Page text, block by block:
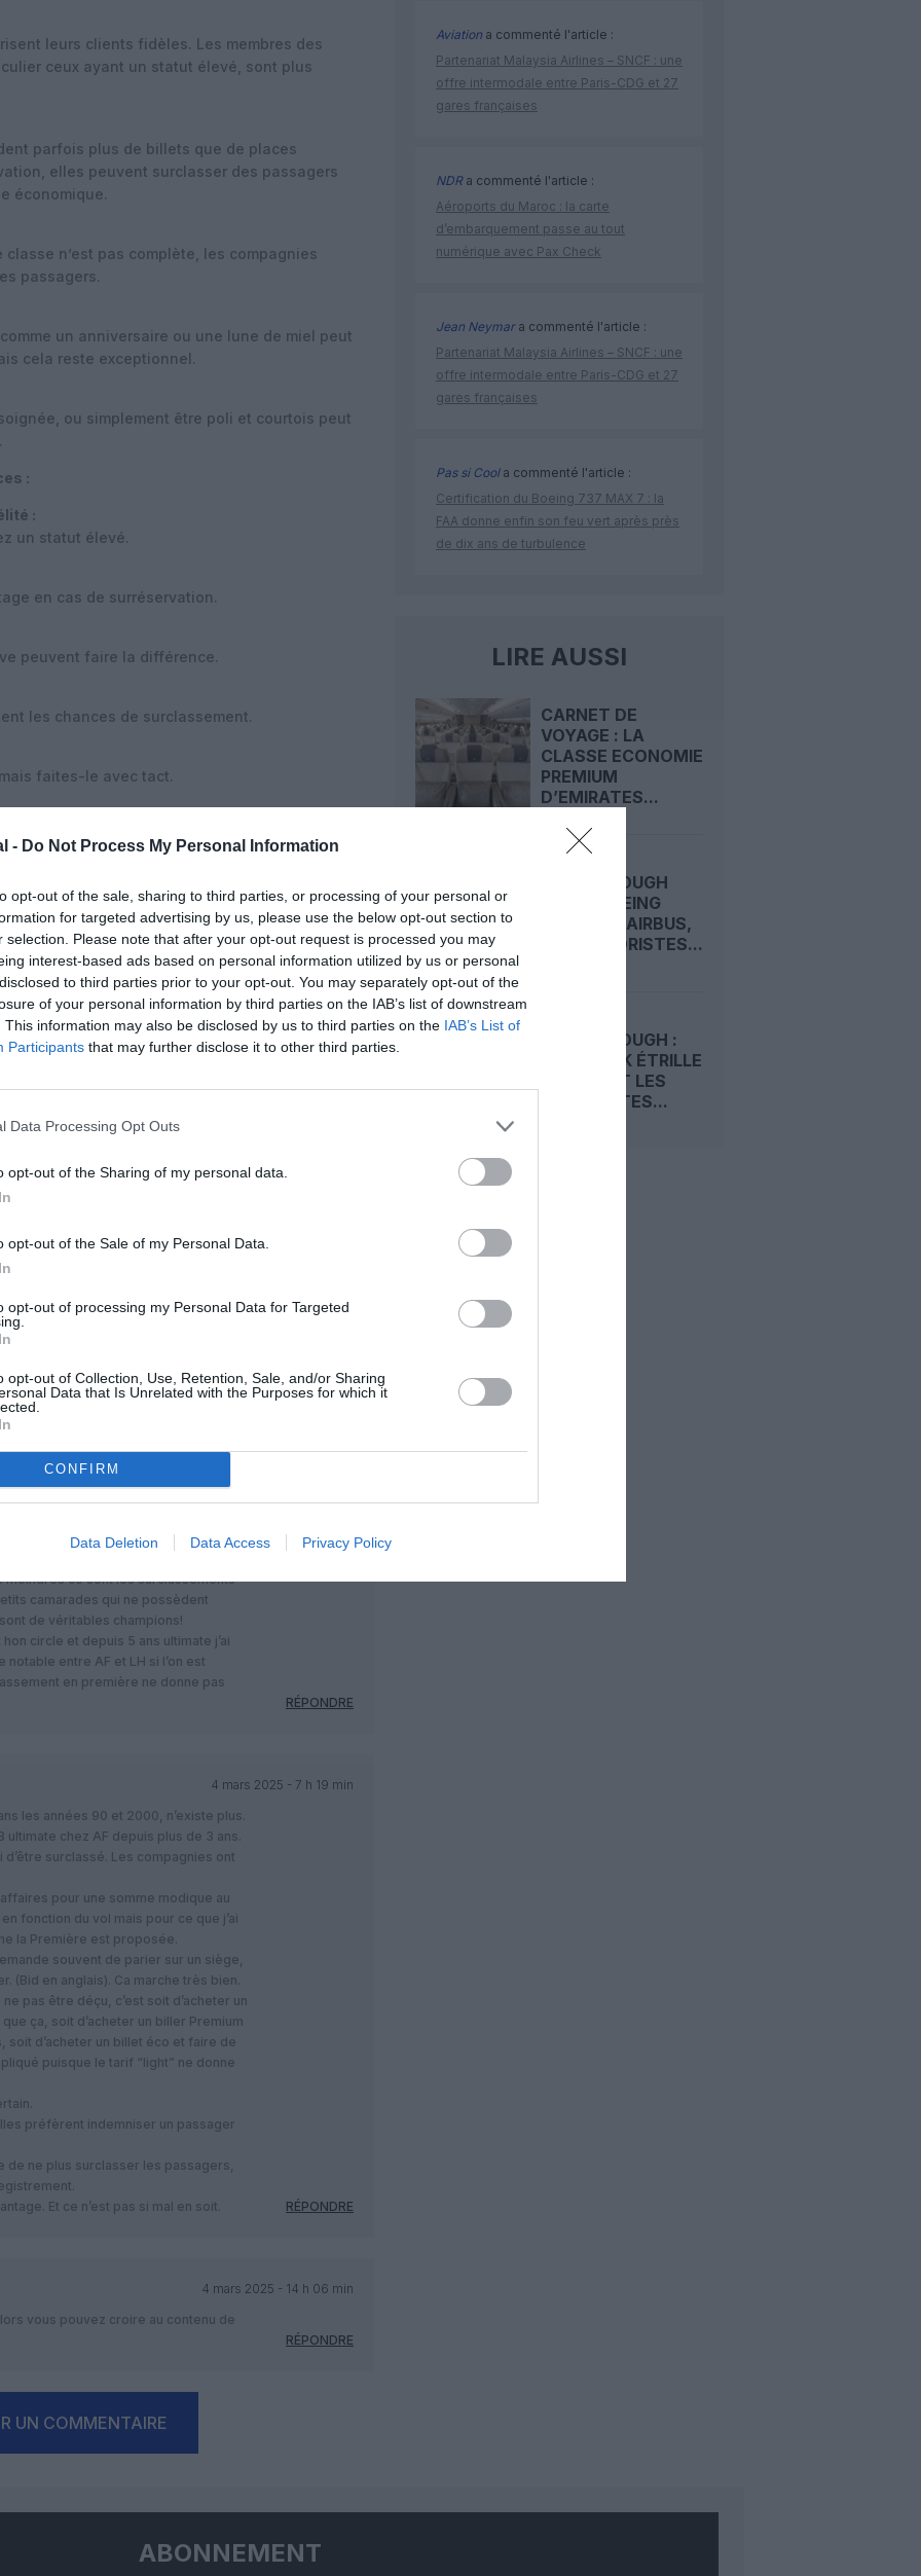
- Do Not Process My Personal Information
opt-out of the sale, sharing to third parties, or processing of your personal or
for targeted advertising by us, please use the below opt-out section to
selection. Please note that after your opt-out request is processed you may
interest-based ads based on personal information utilized by us or personal
to third parties prior to your opt-out. You may separately opt-out of the
of your personal information by third parties on the IAB’s list of downstream
This information may also be disclosed by us to third parties on the IAB’s List of
Participants that may further disclose it to other third parties.
Data Processing Opt Outs
opt-out of the Sharing of my personal data.
opt-out of the Sale of my Personal Data.
opt-out of processing my Personal Data for Targeted
opt-out of Collection, Use, Retention, Sale, and/or Sharing
Data that Is Unrelated with the Purposes for which it
CONFIRM
Data Deletion Data Access Privacy Policy
leurs clients fidèles. Les membres des
ceux ayant un statut élevé, sont plus
parfois plus de billets que de places
elles peuvent surclasser des passagers
économique.
n’est pas complète, les compagnies
passagers.
un anniversaire ou une lune de miel peut
cela reste exceptionnel.
ou simplement être poli et courtois peut
:
:
un statut élevé.
en cas de surréservation.
peuvent faire la différence.
les chances de surclassement.
faites-le avec tact.
mais rare.
est un facteur clé.
apprécié l’article ?
nous, faites un don !
FacebookTwitterPinterestLinkedInEmail Print
:
sont surclassés par leur collègue en
me dérangent un peu: j’étais seul en
surclasser sa femme, une amie de sa
criait…autant dire que le vol a été
moindres ce sont les surclassements
camarades qui ne possèdent
de véritables champions!
circle et depuis 5 ans ultimate j’ai
entre AF et LH si l’on est
en première ne donne pas
RÉPONDRE
4 mars 2025 - 7 h 19 min
les années 90 et 2000, n’existe plus.
chez AF depuis plus de 3 ans.
surclassé. Les compagnies ont
pour une somme modique au
fonction du vol mais pour ce que j’ai
la Première est proposée.
souvent de parier sur un siège,
(Bid en anglais). Ca marche très bien.
pas être déçu, c’est soit d’acheter un
ça, soit d’acheter un biller Premium
soit d’acheter un billet éco et faire de
puisque le tarif “light” ne donne
préfèrent indemniser un passager
de ne plus surclasser les passagers,
Et ce n’est pas si mal en soit.
RÉPONDRE
4 mars 2025 - 14 h 06 min
vous pouvez croire au contenu de
RÉPONDRE
UN COMMENTAIRE
Aviation a commenté l'article :
Partenariat Malaysia Airlines – SNCF : une
offre intermodale entre Paris-CDG et 27
gares françaises
NDRa commenté l'article :
Aéroports du Maroc : la carte
d’embarquement passe au tout
numérique avec Pax Check
Jean Neymara commenté l'article :
Partenariat Malaysia Airlines – SNCF : une
offre intermodale entre Paris-CDG et 27
gares françaises
Pas si Coola commenté l'article :
Certification du Boeing 737 MAX 7 : la
FAA donne enfin son feu vert après près
de dix ans de turbulence
LIRE AUSSI
CARNET DE
VOYAGE : LA
CLASSE ECONOMIE
PREMIUM
D’EMIRATES...
FARNBOROUGH
2026 : BOEING
DEVANCE AIRBUS,
LES MOTORISTES...
FARNBOROUGH :
TIM CLARK ÉTRILLE
BOEING ET LES
MOTORISTES...
ABONNEMENT